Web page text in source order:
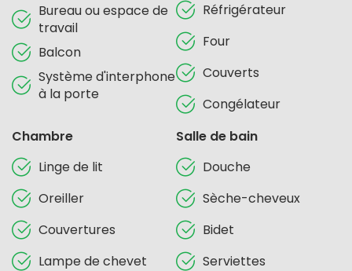
Bureau ou espace de
travail
Balcon
Système d'interphone
à la porte
Réfrigérateur
Four
Couverts
Congélateur
Chambre
Linge de lit
Oreiller
Couvertures
Lampe de chevet
Salle de bain
Douche
Sèche-cheveux
Bidet
Serviettes